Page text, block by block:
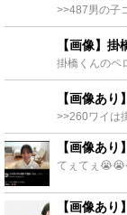
>>487男の子
【画像】
掛橋くんのペ
【画像あ
>>260ワイは
【画像あ
てぇてぇ
【画像あ